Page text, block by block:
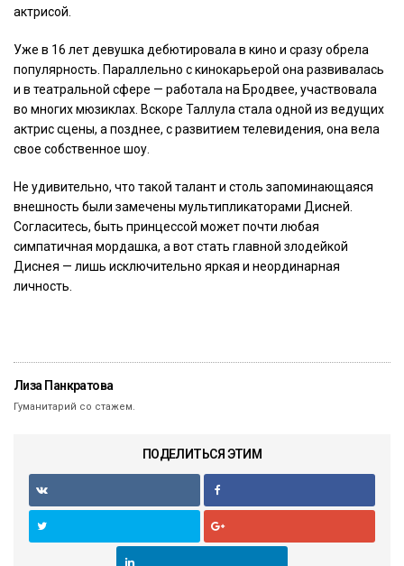
актрисой.
Уже в 16 лет девушка дебютировала в кино и сразу обрела
популярность. Параллельно с кинокарьерой она развивалась
и в театральной сфере — работала на Бродвее, участвовала
во многих мюзиклах. Вскоре Таллула стала одной из ведущих
актрис сцены, а позднее, с развитием телевидения, она вела
свое собственное шоу.
Не удивительно, что такой талант и столь запоминающаяся
внешность были замечены мультипликаторами Дисней.
Согласитесь, быть принцессой может почти любая
симпатичная мордашка, а вот стать главной злодейкой
Диснея — лишь исключительно яркая и неординарная
личность.
Лиза Панкратова
Гуманитарий со стажем.
ПОДЕЛИТЬСЯ ЭТИМ